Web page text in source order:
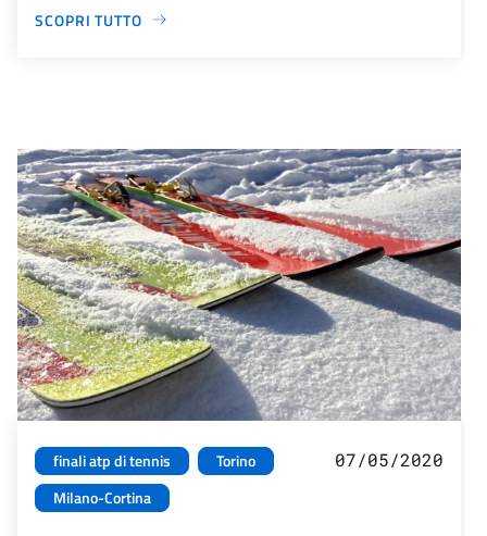
SCOPRI TUTTO
finali atp di tennis
Torino
Milano-Cortina
07/05/2020